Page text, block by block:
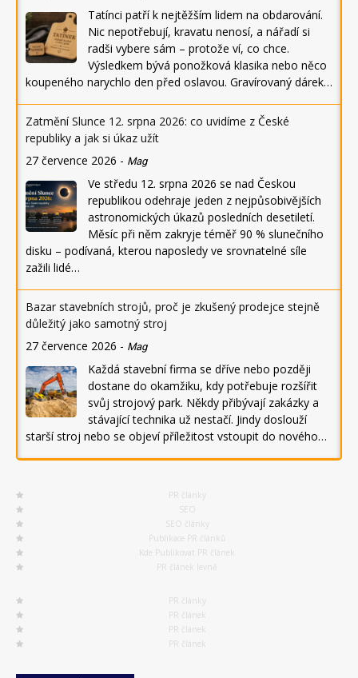
Tatínci patří k nejtěžším lidem na obdarování.
Nic nepotřebují, kravatu nenosí, a nářadí si
radši vybere sám – protože ví, co chce.
Výsledkem bývá ponožková klasika nebo něco
koupeného narychlo den před oslavou. Gravírovaný dárek…
Zatmění Slunce 12. srpna 2026: co uvidíme z České
republiky a jak si úkaz užít
27 července 2026 - Mag
Ve středu 12. srpna 2026 se nad Českou
republikou odehraje jeden z nejpůsobivějších
astronomických úkazů posledních desetiletí.
Měsíc při něm zakryje téměř 90 % slunečního
disku – podívaná, kterou naposledy ve srovnatelné síle
zažili lidé…
Bazar stavebních strojů, proč je zkušený prodejce stejně
důležitý jako samotný stroj
27 července 2026 - Mag
Každá stavební firma se dříve nebo později
dostane do okamžiku, kdy potřebuje rozšířit
svůj strojový park. Někdy přibývají zakázky a
stávající technika už nestačí. Jindy doslouží
starší stroj nebo se objeví příležitost vstoupit do nového…
PR články
SEO
SEO články
Publikace PR článků
Kde Publikovat PR článek
PR článek levně
PR články
PR článek
PR článek
PR článek